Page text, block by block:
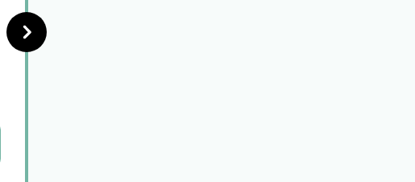
春田法律事務所 福岡オ
フィス